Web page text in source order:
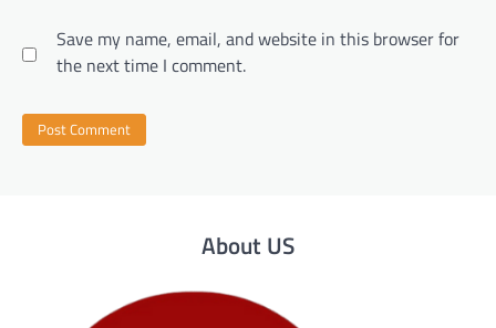
Save my name, email, and website in this browser for
the next time I comment.
About US